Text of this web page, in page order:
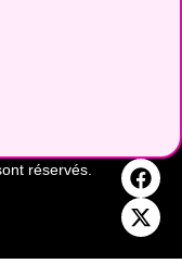
réservés.